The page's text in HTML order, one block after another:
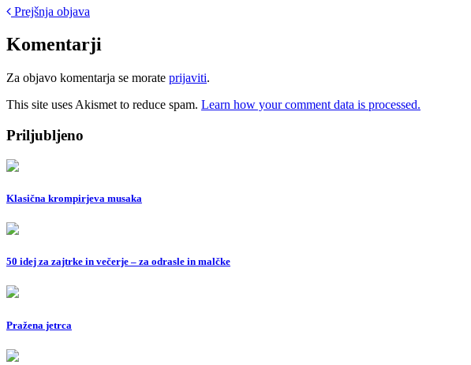
Post
navigation
Prejšnja objava
Komentarji
Za objavo komentarja se morate prijaviti.
This site uses Akismet to reduce spam. Learn how your comment data is processed.
Priljubljeno
Klasična krompirjeva musaka
50 idej za zajtrke in večerje – za odrasle in malčke
Pražena jetrca